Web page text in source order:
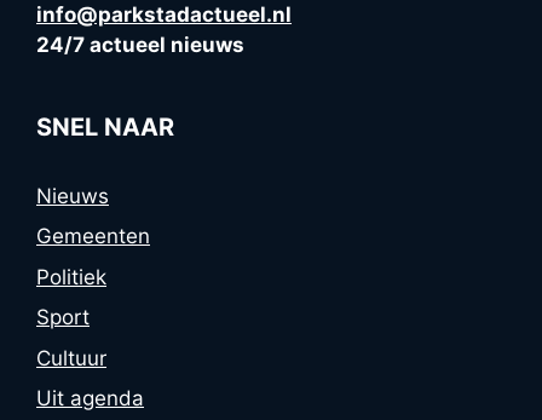
info@parkstadactueel.nl
24/7 actueel nieuws
SNEL NAAR
Nieuws
Gemeenten
Politiek
Sport
Cultuur
Uit agenda